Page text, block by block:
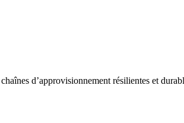
d’approvisionnement résilientes et